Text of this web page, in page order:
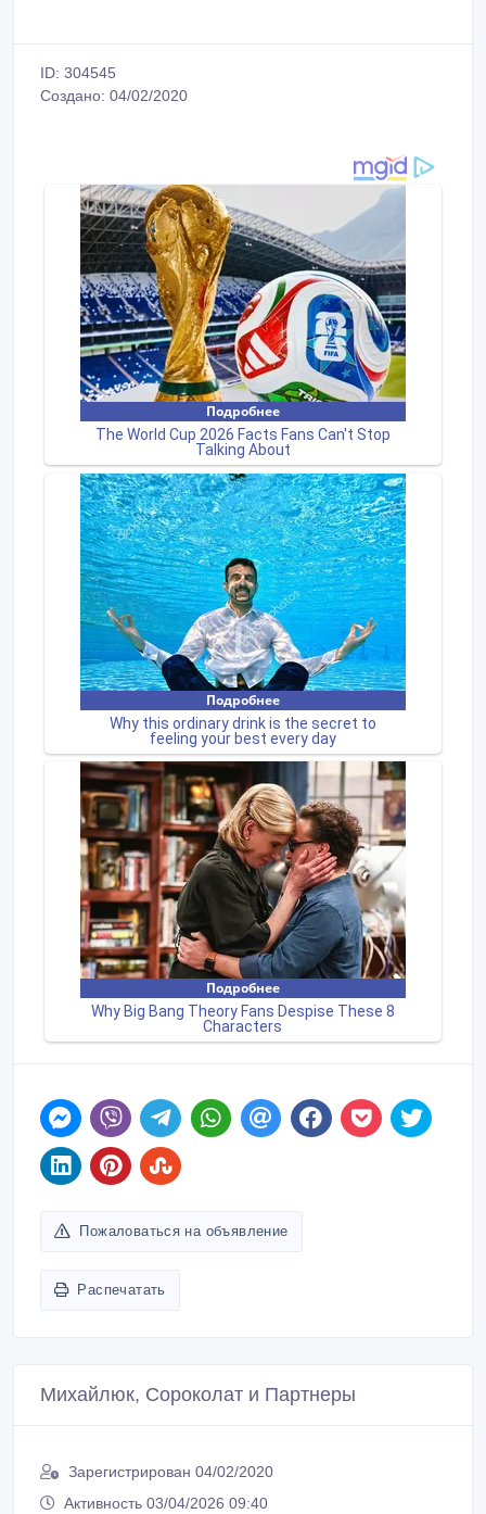
ID: 304545
Создано: 04/02/2020
Пожаловаться на объявление
Распечатать
Михайлюк, Сороколат и Партнеры
Зарегистрирован 04/02/2020
Активность 03/04/2026 09:40